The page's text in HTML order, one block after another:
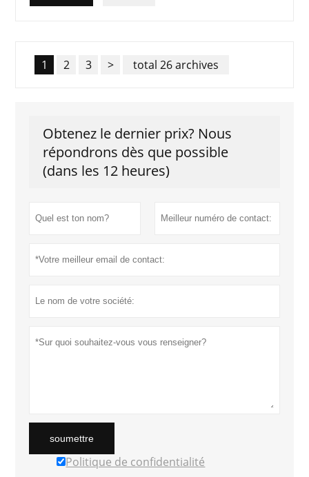
1 2 3 > total 26 archives
Obtenez le dernier prix? Nous
répondrons dès que possible
(dans les 12 heures)
soumettre
Politique de confidentialité